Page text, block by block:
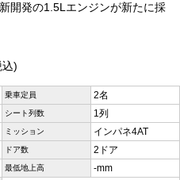
開発の1.5Lエンジンが新たに採
)
乗車定員 2名
シート列数 1列
ミッション インパネ4AT
ドア数 2ドア
最低地上高 -mm